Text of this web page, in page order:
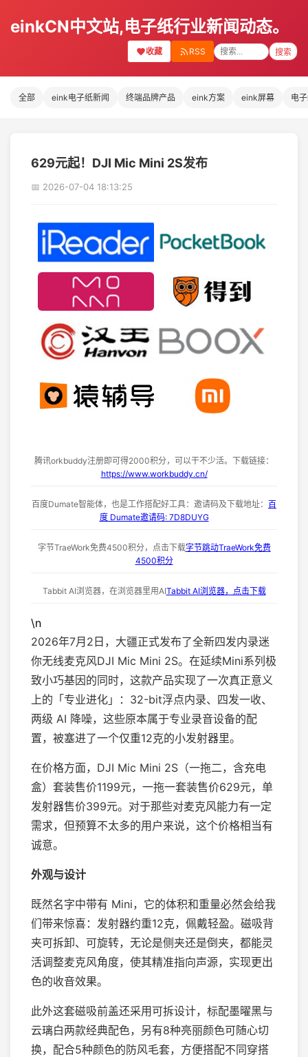
einkCN中文站,电子纸行业新闻动态。
收藏 RSS 搜索
全部 eink电子纸新闻 终端品牌产品 eink方案 eink屏幕 电
629元起！DJI Mic Mini 2S发布
📅 2026-07-04 18:13:25
腾讯orkbuddy注册即可得2000积分，可以干不少活。下载链接：
https://www.workbuddy.cn/
百度Dumate智能体，也是工作搭配好工具：邀请码及下载地址： 百
度 Dumate邀请码: 7D8DUYG
字节TraeWork免费4500积分，点击下载字节跳动TraeWork免费
4500积分
Tabbit AI浏览器，在浏览器里用AITabbit AI浏览器，点击下载
\n
2026年7月2日，大疆正式发布了全新四发内录迷
你无线麦克风DJI Mic Mini 2S。在延续Mini系列极
致小巧基因的同时，这款产品实现了一次真正意义
上的「专业进化」：32-bit浮点内录、四发一收、
两级 AI 降噪，这些原本属于专业录音设备的配
置，被塞进了一个仅重12克的小发射器里。
在价格方面，DJI Mic Mini 2S（一拖二，含充电
盒）套装售价1199元，一拖一套装售价629元，单
发射器售价399元。对于那些对麦克风能力有一定
需求，但预算不太多的用户来说，这个价格相当有
诚意。
外观与设计
既然名字中带有 Mini，它的体积和重量必然会给我
们带来惊喜：发射器约重12克，佩戴轻盈。磁吸背
夹可拆卸、可旋转，无论是侧夹还是倒夹，都能灵
活调整麦克风角度，使其精准指向声源，实现更出
色的收音效果。
此外这套磁吸前盖还采用可拆设计，标配墨曜黑与
云璃白两款经典配色，另有8种亮丽颜色可随心切
换，配合5种颜色的防风毛套，方便搭配不同穿搭